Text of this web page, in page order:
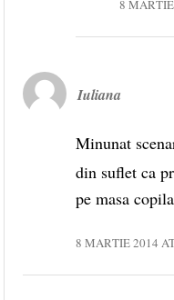
8
Iuliana
Minunat
din suflet ca
pe masa
8 MARTIE 2014